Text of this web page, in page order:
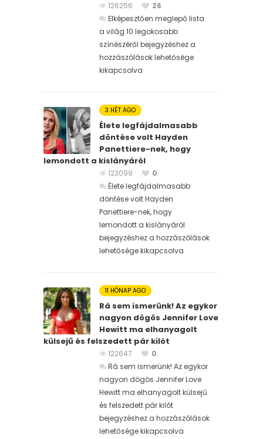
126256
26
Elképesztően meglepő lista
a világ 10 legokosabb
színészéről bejegyzéshez a
hozzászólások lehetősége
kikapcsolva
3 HÉT AGO
Élete legfájdalmasabb
döntése volt Hayden
Panettiere-nek, hogy
lemondott a kislányáról
123099
0
Élete legfájdalmasabb
döntése volt Hayden
Panettiere-nek, hogy
lemondott a kislányáról
bejegyzéshez a hozzászólások
lehetősége kikapcsolva
11 HÓNAP AGO
Rá sem ismerünk! Az egykor
nagyon dögös Jennifer Love
Hewitt ma elhanyagolt
külsejű és felszedett pár kilót
122647
0
Rá sem ismerünk! Az egykor
nagyon dögös Jennifer Love
Hewitt ma elhanyagolt külsejű
és felszedett pár kilót
bejegyzéshez a hozzászólások
lehetősége kikapcsolva